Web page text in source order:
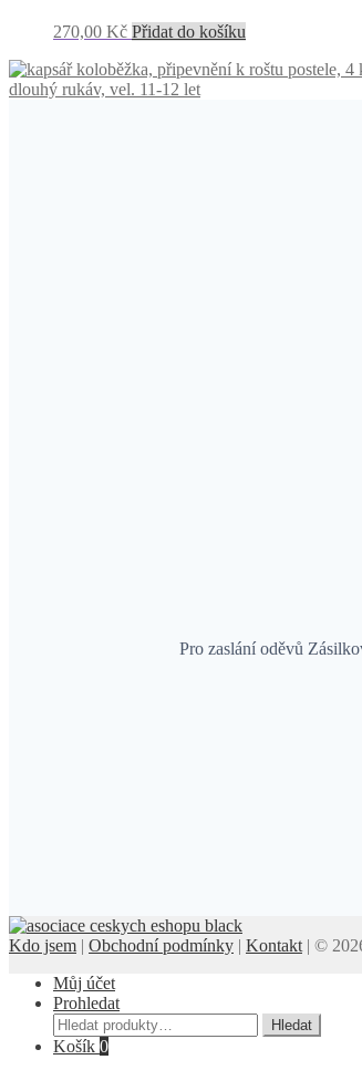
270,00 Kč Přidat do košíku
dlouhý rukáv, vel. 11-12 let
Pro zaslání oděvů
Kdo jsem | Obchodní podmínky | Kontakt | ©
Můj účet
Prohledat
Hledat:
Hledat
Košík 0